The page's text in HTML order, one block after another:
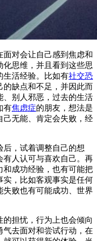
对会让自己感到焦虑和
思维，并且看到这些思
生活经验。比如有社交恐
的缺点和不足，并因此而
、别人邪恶，过去的生活
有焦虑症的朋友，想法是
己无能、肯定会失败，经
，试着调整自己的想
有人认可与喜欢自己。再
和成功经验，也有可能把
实，比如客观事实是任何
失败也有可能成功、世界
担忧，行为上也会倾向
去面对和尝试行动，在